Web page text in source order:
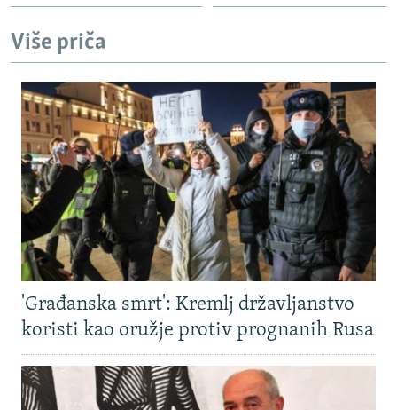
TV LIBERTY
POST SCRIPTUM
MOJA EVROPA
TRI DECENIJE OD RATA U BIH
SVE KARTE DEJTONA
NASTANAK I RASPAD JUGOSLAVIJE
Sve RFE/RL stranice
Više priča
'Građanska smrt': Kremlj državljanstvo
koristi kao oružje protiv prognanih Rusa